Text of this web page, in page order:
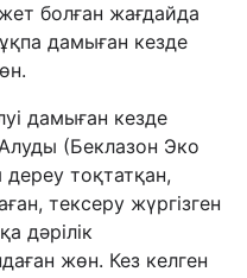
болған жағдайда
дамыған кезде
дамыған кезде
(Беклазон Эко
тоқтатқан,
тексеру жүргізген
дәрілік
жөн. Кез келген